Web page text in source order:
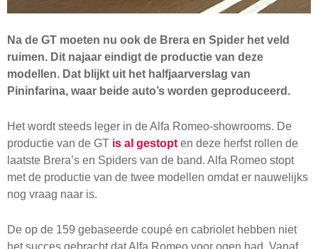
Na de GT moeten nu ook de Brera en Spider het veld
ruimen. Dit najaar eindigt de productie van deze
modellen. Dat blijkt uit het halfjaarverslag van
Pininfarina, waar beide auto’s worden geproduceerd.
Het wordt steeds leger in de Alfa Romeo-showrooms. De
productie van de GT is al gestopt en deze herfst rollen de
laatste Brera’s en Spiders van de band. Alfa Romeo stopt
met de productie van de twee modellen omdat er nauwelijks
nog vraag naar is.
De op de 159 gebaseerde coupé en cabriolet hebben niet